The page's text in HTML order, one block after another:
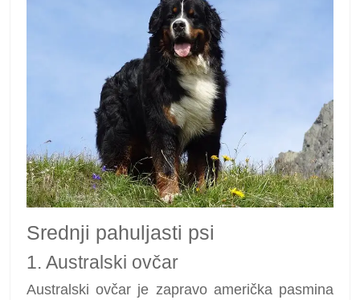
Srednji pahuljasti psi
1. Australski ovčar
Australski ovčar je zapravo američka pasmina